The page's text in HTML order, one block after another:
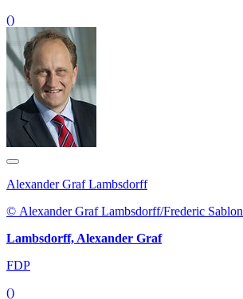
()
Alexander Graf Lambsdorff
© Alexander Graf Lambsdorff/Frederic Sablon
Lambsdorff, Alexander Graf
FDP
()